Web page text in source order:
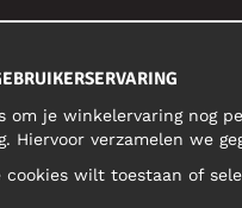
om je winkelervaring nog
Hiervoor verzamelen we
cookies wilt toestaan of